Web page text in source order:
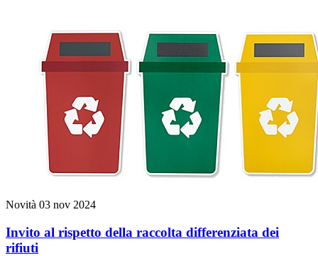
Novità 03 nov 2024
Invito al rispetto della raccolta differenziata dei
rifiuti